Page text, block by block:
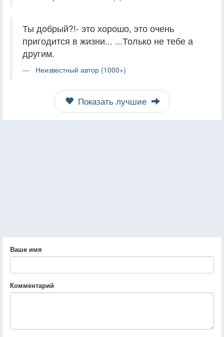
Ты добрый?!- это хорошо, это очень
пригодится в жизни... ...Только не тебе а
другим.
Неизвестный автор (1000+)
Показать лучшие
Ваше имя
Комментарий